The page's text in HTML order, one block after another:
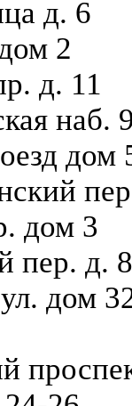
д. 6
2
д. 11
наб.
дом
дом 3
пер. д. 8
дом